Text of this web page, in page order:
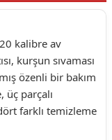
kalibre av
kurşun sıvaması
özenli bir bakım
üç parçalı
farklı temizleme